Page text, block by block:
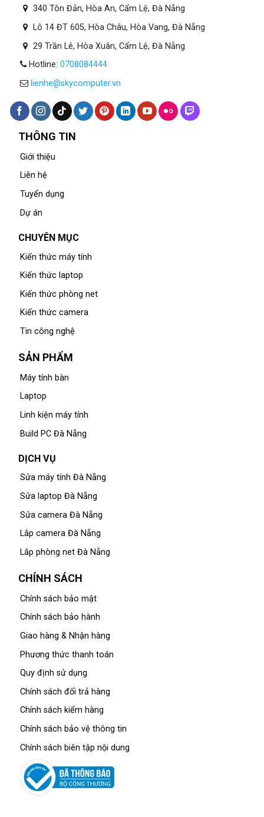
340 Tôn Đản, Hòa An, Cẩm Lệ, Đà Nẵng
Lô 14 ĐT 605, Hòa Châu, Hòa Vang, Đà Nẵng
29 Trần Lê, Hòa Xuân, Cẩm Lệ, Đà Nẵng
Hotline: 0708084444
lienhe@skycomputer.vn
THÔNG TIN
Giới thiệu
Liên hệ
Tuyển dụng
Dự án
CHUYÊN MỤC
Kiến thức máy tính
Kiến thức laptop
Kiến thức phòng net
Kiến thức camera
Tin công nghệ
SẢN PHẨM
Máy tính bàn
Laptop
Linh kiện máy tính
Build PC Đà Nẵng
DỊCH VỤ
Sửa máy tính Đà Nẵng
Sửa laptop Đà Nẵng
Sửa camera Đà Nẵng
Lắp camera Đà Nẵng
Lắp phòng net Đà Nẵng
CHÍNH SÁCH
Chính sách bảo mật
Chính sách bảo hành
Giao hàng & Nhận hàng
Phương thức thanh toán
Quy định sử dụng
Chính sách đổi trả hàng
Chính sách kiểm hàng
Chính sách bảo vệ thông tin
Chính sách biên tập nội dung